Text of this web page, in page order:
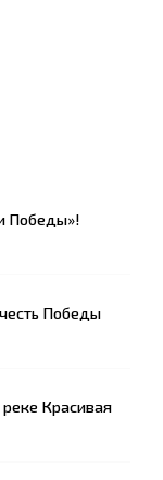
Победы»!
Победы
Красивая